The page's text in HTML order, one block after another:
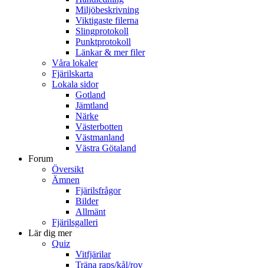
Miljöbeskrivning
Viktigaste filerna
Slingprotokoll
Punktprotokoll
Länkar & mer filer
Våra lokaler
Fjärilskarta
Lokala sidor
Gotland
Jämtland
Närke
Västerbotten
Västmanland
Västra Götaland
Forum
Översikt
Ämnen
Fjärilsfrågor
Bilder
Allmänt
Fjärilsgalleri
Lär dig mer
Quiz
Vitfjärilar
Träna raps/kål/rov